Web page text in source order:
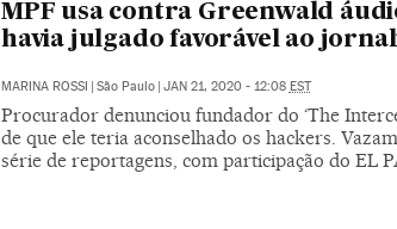
MPF usa contra Greenwald
havia julgado favorável ao
MARINA ROSSI | São Paulo | JAN 21, 2020 - 12:08 EST
Procurador denunciou fundador do ‘The
de que ele teria aconselhado os hackers.
série de reportagens, com participação do EL